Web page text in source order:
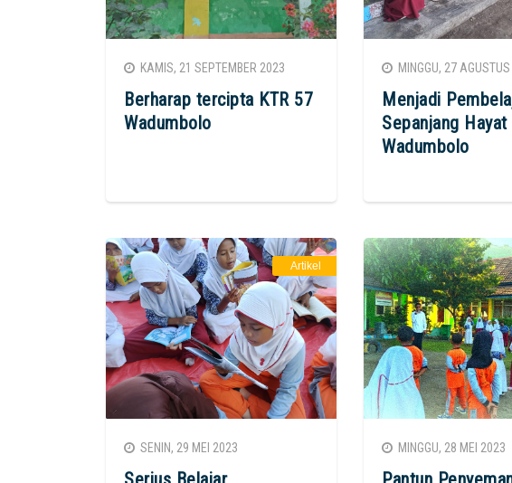
KAMIS, 21 SEPTEMBER 2023
Berharap tercipta KTR 57
Wadumbolo
MINGGU, 27
Menjadi
Sepanjang
Wadumbolo
Artikel
SENIN, 29 MEI 2023 MINGGU, 28 MEI 2023